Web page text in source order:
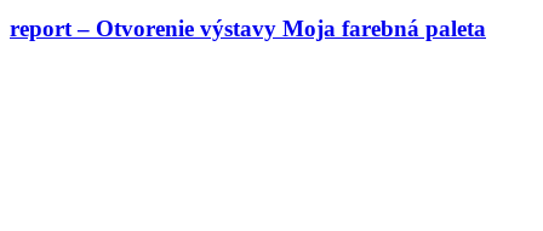
report – Otvorenie výstavy Moja farebná paleta